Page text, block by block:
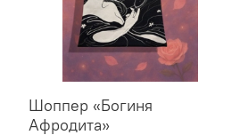
Шоппер «Богиня
Афродита»